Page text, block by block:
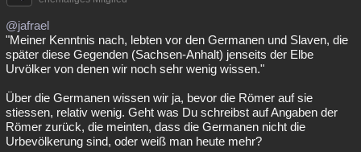
@jafrael
"Meiner Kenntnis nach, lebten vor den Germanen und Slaven, die
später diese Gegenden (Sachsen-Anhalt) jenseits der Elbe
Urvölker von denen wir noch sehr wenig wissen."
Über die Germanen wissen wir ja, bevor die Römer auf sie
stiessen, relativ wenig. Geht was Du schreibst auf Angaben der
Römer zurück, die meinten, dass die Germanen nicht die
Urbevölkerung sind, oder weiß man heute mehr?